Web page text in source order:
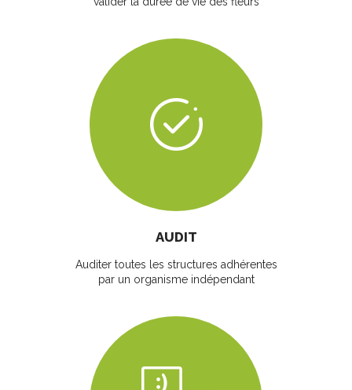
AUDIT
Auditer toutes les structures adhérentes
par un organisme indépendant